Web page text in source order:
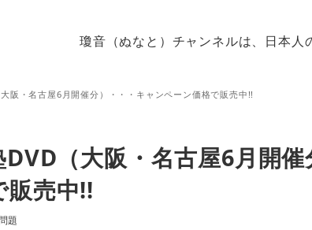
瓊音（ぬなと）チャンネルは、日本人
阪・名古屋6月開催分）・・・キャンペーン価格で販売中!!
DVD（大阪・名古屋6月開催
販売中!!
ー
題